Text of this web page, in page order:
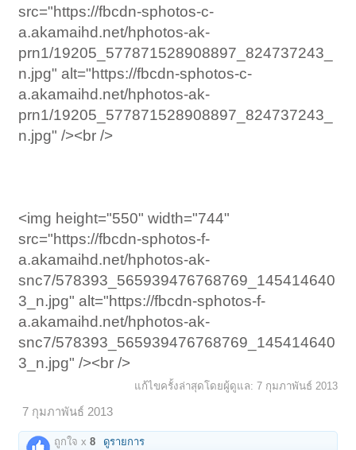
src="https://fbcdn-sphotos-c-
a.akamaihd.net/hphotos-ak-
prn1/19205_577871528908897_824737243_
n.jpg" alt="https://fbcdn-sphotos-c-
a.akamaihd.net/hphotos-ak-
prn1/19205_577871528908897_824737243_
n.jpg" /><br />
<img height="550" width="744"
src="https://fbcdn-sphotos-f-
a.akamaihd.net/hphotos-ak-
snc7/578393_565939476768769_145414640
3_n.jpg" alt="https://fbcdn-sphotos-f-
a.akamaihd.net/hphotos-ak-
snc7/578393_565939476768769_145414640
3_n.jpg" /><br />
แก้ไขครั้งล่าสุดโดยผู้ดูแล: 7 กุมภาพันธ์ 2013
7 กุมภาพันธ์ 2013
ถูกใจ x8 ดูรายการ